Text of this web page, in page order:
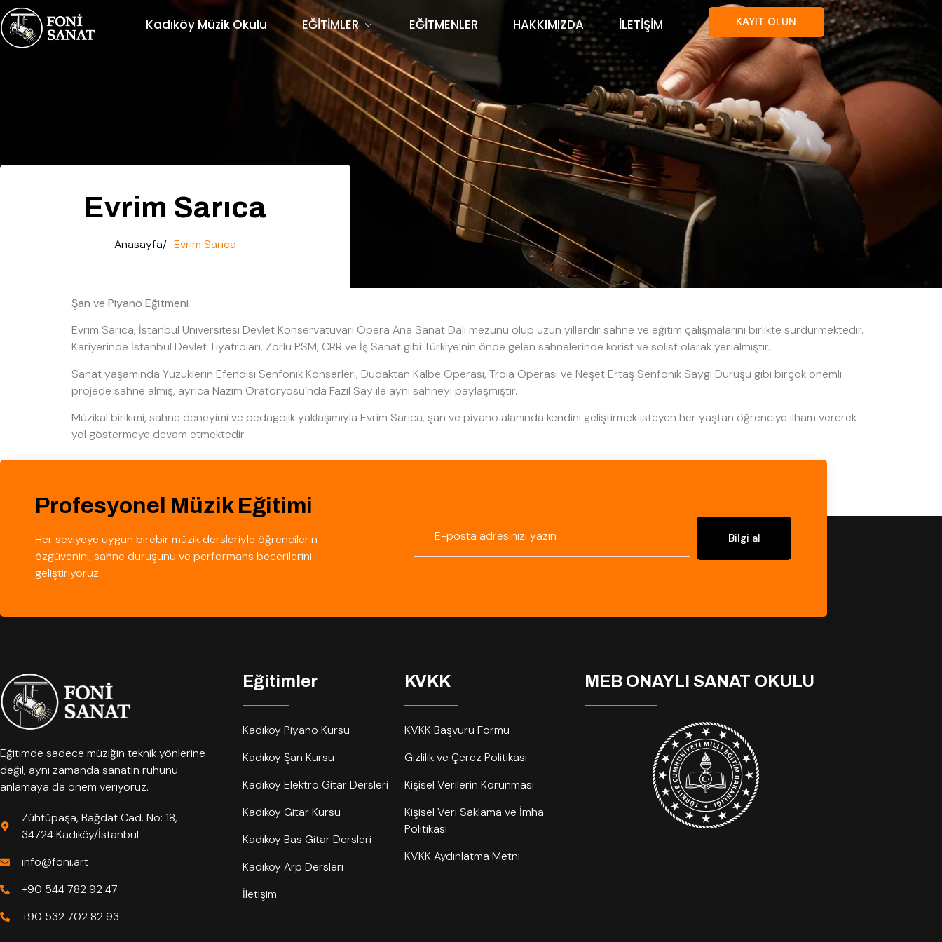
Kadıköy Müzik Okulu EĞİTİMLER EĞİTMENLER HAKKIMIZDA İLETİŞİM KAYIT OLUN
Evrim Sarıca
Anasayfa/ Evrim Sarıca
Şan ve Piyano Eğitmeni
Evrim Sarıca, İstanbul Üniversitesi Devlet Konservatuvarı Opera Ana Sanat Dalı mezunu olup uzun yıllardır sahne ve eğitim çalışmalarını birlikte sürdürmektedir.
Kariyerinde İstanbul Devlet Tiyatroları, Zorlu PSM, CRR ve İş Sanat gibi Türkiye’nin önde gelen sahnelerinde korist ve solist olarak yer almıştır.
Sanat yaşamında Yüzüklerin Efendisi Senfonik Konserleri, Dudaktan Kalbe Operası, Troia Operası ve Neşet Ertaş Senfonik Saygı Duruşu gibi birçok önemli
projede sahne almış, ayrıca Nazım Oratoryosu’nda Fazıl Say ile aynı sahneyi paylaşmıştır.
Müzikal birikimi, sahne deneyimi ve pedagojik yaklaşımıyla Evrim Sarıca, şan ve piyano alanında kendini geliştirmek isteyen her yaştan öğrenciye ilham vererek
yol göstermeye devam etmektedir.
Profesyonel Müzik Eğitimi
Her seviyeye uygun birebir müzik dersleriyle öğrencilerin
özgüvenini, sahne duruşunu ve performans becerilerini
geliştiriyoruz.
Bilgi al
Eğitimde sadece müziğin teknik yönlerine
değil, aynı zamanda sanatın ruhunu
anlamaya da önem veriyoruz.
Zühtüpaşa, Bağdat Cad. No: 18,
34724 Kadıköy/İstanbul
info@foni.art
+90 544 782 92 47
+90 532 702 82 93
Eğitimler
Kadıköy Piyano Kursu
Kadıköy Şan Kursu
Kadıköy Elektro Gitar Dersleri
Kadıköy Gitar Kursu
Kadıköy Bas Gitar Dersleri
Kadıköy Arp Dersleri
İletişim
KVKK
KVKK Başvuru Formu
Gizlilik ve Çerez Politikası
Kişisel Verilerin Korunması
Kişisel Veri Saklama ve İmha
Politikası
KVKK Aydınlatma Metni
MEB ONAYLI SANAT OKULU